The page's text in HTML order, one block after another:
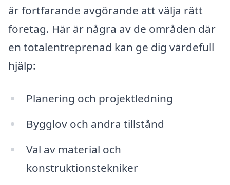
är fortfarande avgörande att välja rätt
företag. Här är några av de områden där
en totalentreprenad kan ge dig värdefull
hjälp:
Planering och projektledning
Bygglov och andra tillstånd
Val av material och
konstruktionstekniker